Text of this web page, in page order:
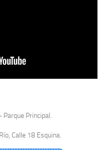
Principal.
Calle 18 Esquina.